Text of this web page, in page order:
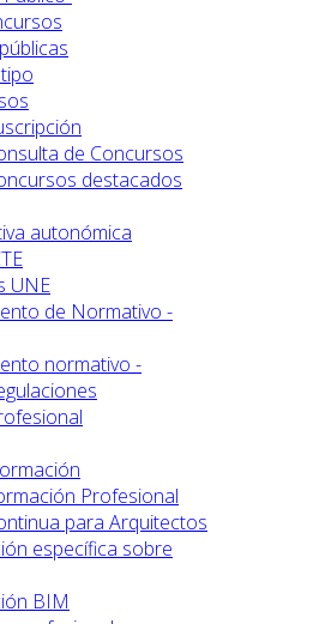
de Concursos
destacados
autonómica
UNE
de Normativo -
normativo -
Profesional
para Arquitectos
específica sobre
BIM